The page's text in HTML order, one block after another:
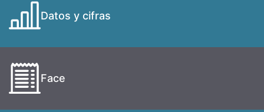
Datos y cifras
Face